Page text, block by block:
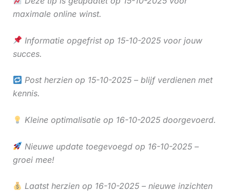
maximale online winst.
Informatie opgefrist op 15-10-2025 voor jouw
succes.
Post herzien op 15-10-2025 – blijf verdienen met
kennis.
Kleine optimalisatie op 16-10-2025 doorgevoerd.
Nieuwe update toegevoegd op 16-10-2025 –
groei mee!
Laatst herzien op 16-10-2025 – nieuwe inzichten